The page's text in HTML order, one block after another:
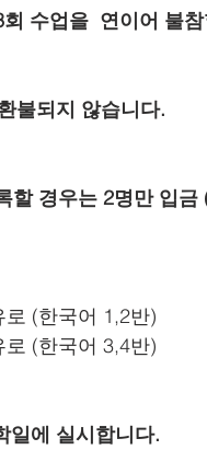
수업을  연이어 불
불되지 않습니다.
할 경우는 2명만 입
(한국어 1,2반)
(한국어 3,4반)
일에 실시합니다.